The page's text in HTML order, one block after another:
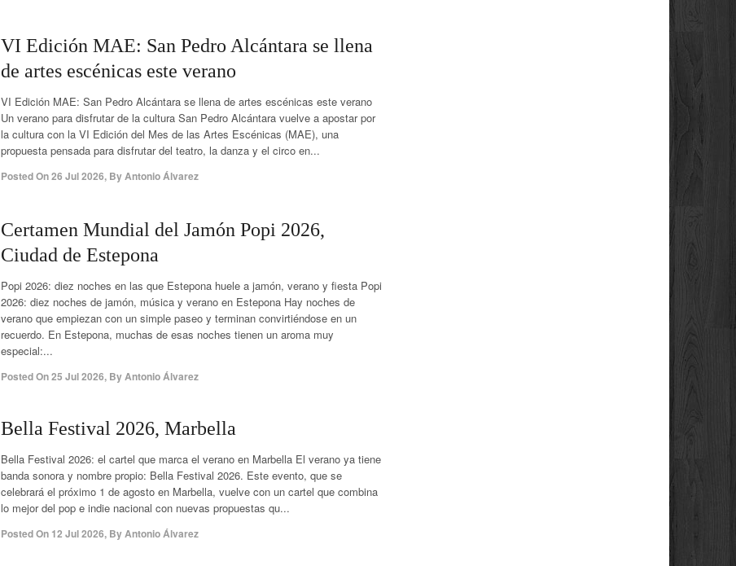
VI Edición MAE: San Pedro Alcántara se llena
de artes escénicas este verano
VI Edición MAE: San Pedro Alcántara se llena de artes escénicas este verano
Un verano para disfrutar de la cultura San Pedro Alcántara vuelve a apostar por
la cultura con la VI Edición del Mes de las Artes Escénicas (MAE), una
propuesta pensada para disfrutar del teatro, la danza y el circo en...
Posted On26 Jul 2026, By Antonio Álvarez
Certamen Mundial del Jamón Popi 2026,
Ciudad de Estepona
Popi 2026: diez noches en las que Estepona huele a jamón, verano y fiesta Popi
2026: diez noches de jamón, música y verano en Estepona Hay noches de
verano que empiezan con un simple paseo y terminan convirtiéndose en un
recuerdo. En Estepona, muchas de esas noches tienen un aroma muy
especial:...
Posted On25 Jul 2026, ByAntonio Álvarez
Bella Festival 2026, Marbella
Bella Festival 2026: el cartel que marca el verano en Marbella El verano ya tiene
banda sonora y nombre propio: Bella Festival 2026. Este evento, que se
celebrará el próximo 1 de agosto en Marbella, vuelve con un cartel que combina
lo mejor del pop e indie nacional con nuevas propuestas qu...
Posted On 12 Jul 2026, ByAntonio Álvarez